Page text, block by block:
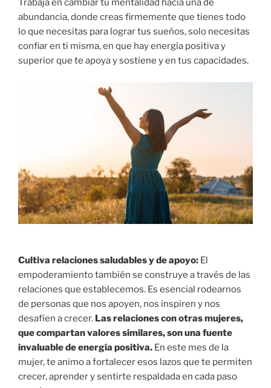
abundancia, donde creas firmemente que tienes todo
lo que necesitas para lograr tus sueños, solo necesitas
confiar en ti misma, en que hay energía positiva y
superior que te apoya y sostiene y en tus capacidades.
Cultiva relaciones saludables y de apoyo: El
empoderamiento también se construye a través de las
relaciones que establecemos. Es esencial rodearnos
de personas que nos apoyen, nos inspiren y nos
desafíen a crecer. Las relaciones con otras mujeres,
que compartan valores similares, son una fuente
invaluable de energía positiva. En este mes de la
mujer, te animo a fortalecer esos lazos que te permiten
crecer, aprender y sentirte respaldada en cada paso